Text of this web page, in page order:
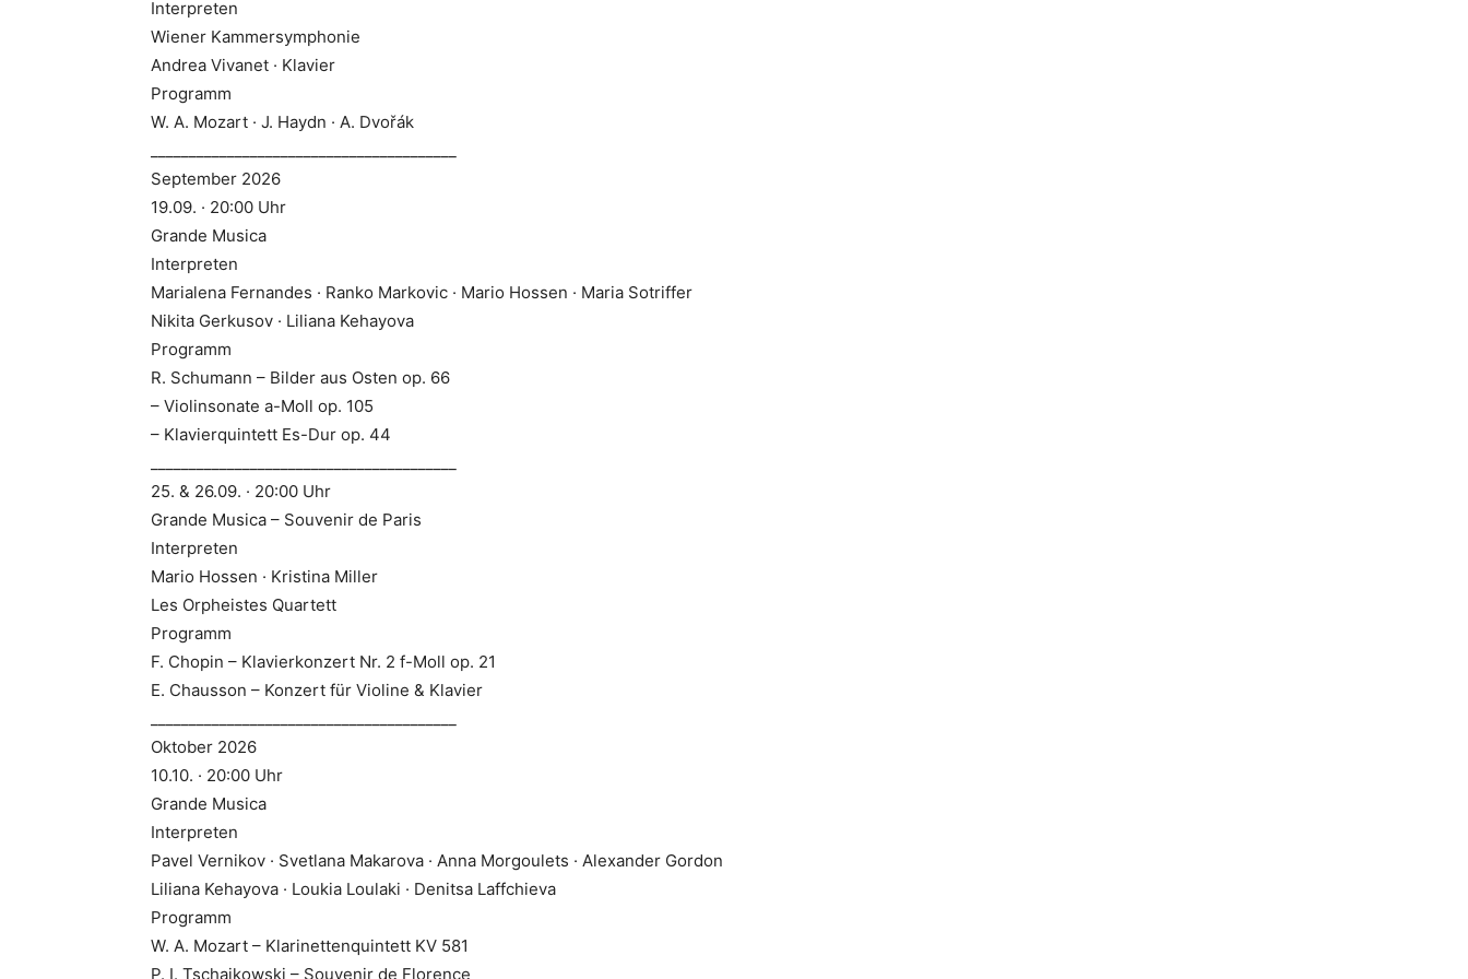
Interpreten
Wiener Kammersymphonie
Andrea Vivanet · Klavier
Programm
W. A. Mozart · J. Haydn · A. Dvořák
September 2026
19.09. · 20:00 Uhr
Grande Musica
Interpreten
Marialena Fernandes · Ranko Markovic · Mario Hossen · Maria Sotriffer
Nikita Gerkusov · Liliana Kehayova
Programm
R. Schumann – Bilder aus Osten op. 66
– Violinsonate a-Moll op. 105
– Klavierquintett Es-Dur op. 44
25. & 26.09. · 20:00 Uhr
Grande Musica – Souvenir de Paris
Interpreten
Mario Hossen · Kristina Miller
Les Orpheistes Quartett
Programm
F. Chopin – Klavierkonzert Nr. 2 f-Moll op. 21
E. Chausson – Konzert für Violine & Klavier
Oktober 2026
10.10. · 20:00 Uhr
Grande Musica
Interpreten
Pavel Vernikov · Svetlana Makarova · Anna Morgoulets · Alexander Gordon
Liliana Kehayova · Loukia Loulaki · Denitsa Laffchieva
Programm
W. A. Mozart – Klarinettenquintett KV 581
P. I. Tschaikowski – Souvenir de Florence